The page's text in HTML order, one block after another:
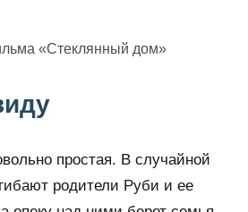
«Стеклянный дом»
простая. В случайной
родители Руби и ее